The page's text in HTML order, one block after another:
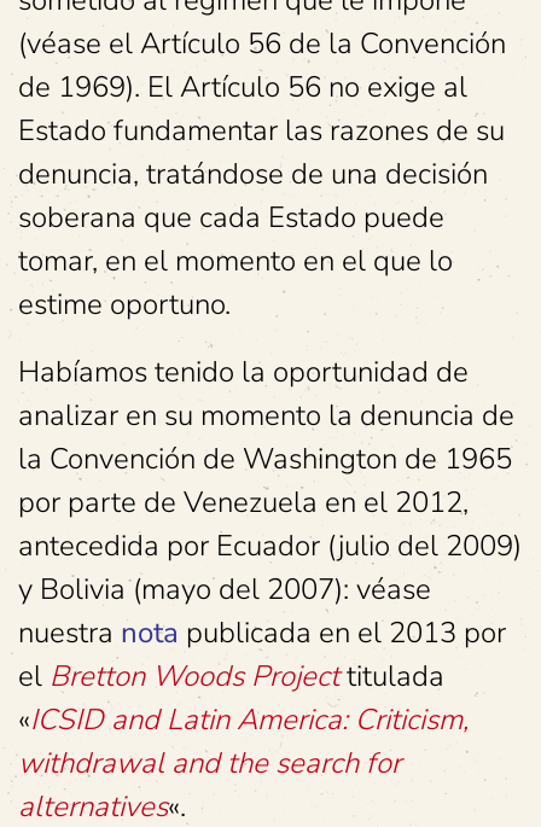
(véase el Artículo 56 de la Convención
de 1969). El Artículo 56 no exige al
Estado fundamentar las razones de su
denuncia, tratándose de una decisión
soberana que cada Estado puede
tomar, en el momento en el que lo
estime oportuno.
Habíamos tenido la oportunidad de
analizar en su momento la denuncia de
la Convención de Washington de 1965
por parte de Venezuela en el 2012,
antecedida por Ecuador (julio del 2009)
y Bolivia (mayo del 2007): véase
nuestra nota publicada en el 2013 por
el Bretton Woods Projecttitulada
«ICSID and Latin America: Criticism,
withdrawal and the search for
alternatives«.